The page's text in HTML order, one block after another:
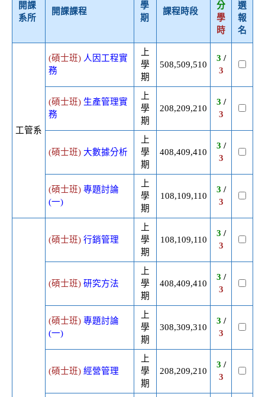
開課
系所
開課課程
學
期
課程時段
分
學
時
選
報
名
工管系
(碩士班) 人因工程實
務
上
學
期
508,509,510
3 /
3
(碩士班) 生產管理實
務
上
學
期
208,209,210
3 /
3
(碩士班) 大數據分析
上
學
期
408,409,410
3 /
3
(碩士班) 專題討論
(一)
上
學
期
108,109,110
3 /
3
(碩士班) 行銷管理
上
學
期
108,109,110
3 /
3
(碩士班) 研究方法
上
學
期
408,409,410
3 /
3
(碩士班) 專題討論
(一)
上
學
期
308,309,310
3 /
3
(碩士班) 經營管理
上
學
期
208,209,210
3 /
3